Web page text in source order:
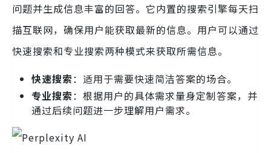
问题并生成信息丰富的回答。它内置的搜索引擎每天扫
描互联网，确保用户能获取最新的信息。用户可以通过
快速搜索和专业搜索两种模式来获取所需信息。
快速搜索：适用于需要快速简洁答案的场合。
专业搜索：根据用户的具体需求量身定制答案，并
通过后续问题进一步理解用户需求。